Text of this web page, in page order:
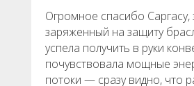
Огромное спасибо Саргасу,
заряженный на защиту
успела получить в руки
почувствовала мощные
потоки — сразу видно, что